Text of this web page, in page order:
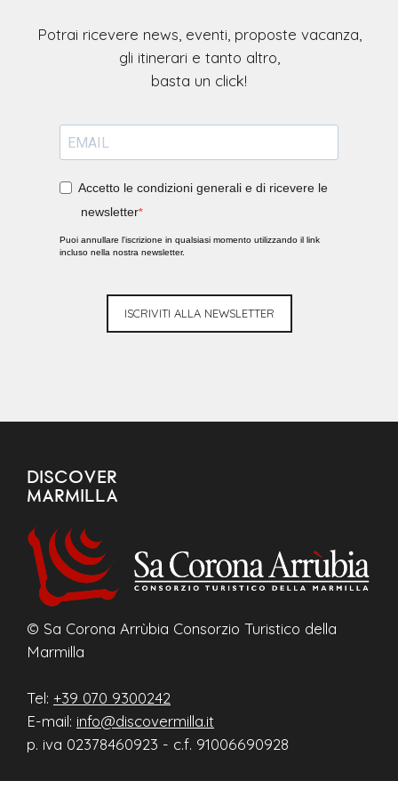
Potrai ricevere news, eventi, proposte vacanza,
gli itinerari e tanto altro,
Accetto le condizioni generali e di ricevere le
newsletter
Puoi annullare l'iscrizione in qualsiasi momento utilizzando il link
incluso nella nostra newsletter.
ISCRIVITI ALLA NEWSLETTER
DISCOVER
MARMILLA
© Sa Corona Arrùbia Consorzio Turistico della
Marmilla
Tel: +39 070 9300242
E-mail: info@discovermilla.it
p. iva 02378460923 - c.f. 91006690928